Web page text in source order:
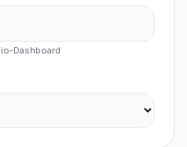
Dashboard